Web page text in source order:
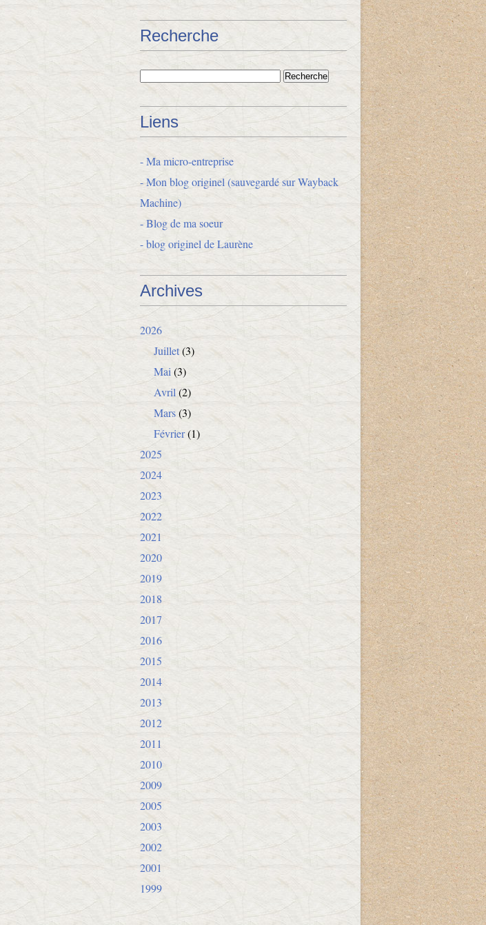
Recherche
Liens
- Ma micro-entreprise
- Mon blog originel (sauvegardé sur Wayback
Machine)
- Blog de ma soeur
- blog originel de Laurène
Archives
2026
Juillet(3)
Mai (3)
Avril (2)
Mars(3)
Février(1)
2025
2024
2023
2022
2021
2020
2019
2018
2017
2016
2015
2014
2013
2012
2011
2010
2009
2005
2003
2002
2001
1999